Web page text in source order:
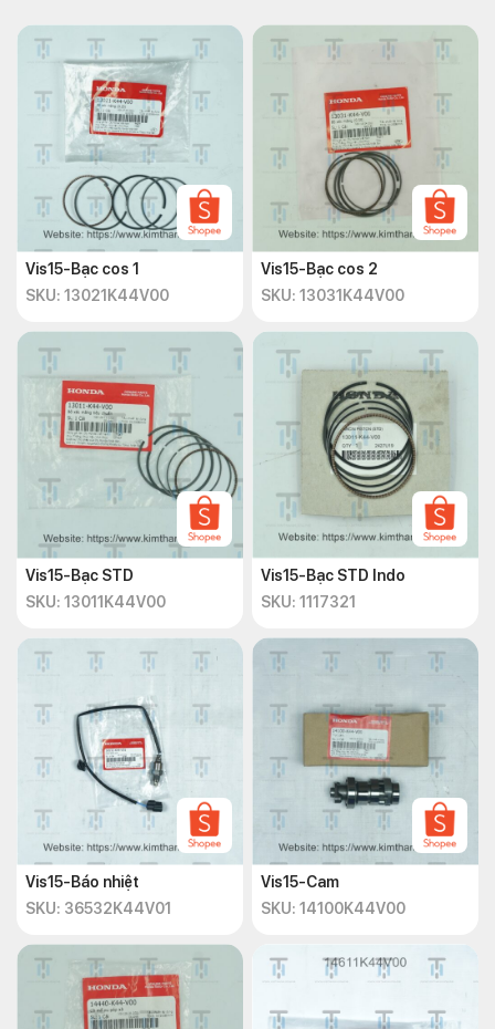
Vis15-Bạc cos 1
SKU: 13021K44V00
Vis15-Bạc cos 2
SKU: 13031K44V00
Vis15-Bạc STD
SKU: 13011K44V00
Vis15-Bạc STD Indo
SKU: 1117321
Vis15-Báo nhiệt
SKU: 36532K44V01
Vis15-Cam
SKU: 14100K44V00